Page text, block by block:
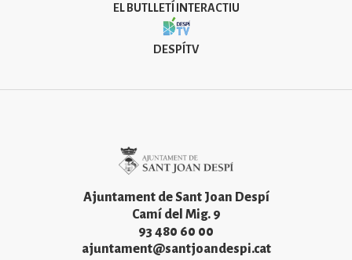
EL BUTLLETÍ INTERACTIU
DESPÍTV
Ajuntament de Sant Joan Despí
Camí del Mig. 9
93 480 60 00
ajuntament@santjoandespi.cat